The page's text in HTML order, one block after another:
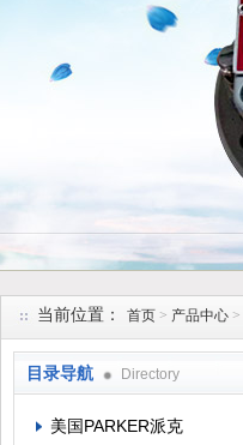
上海维特锐实业发展有限公司
当前位置： 首页 > 产品中心 >
目录导航 Directory
美国PARKER派克